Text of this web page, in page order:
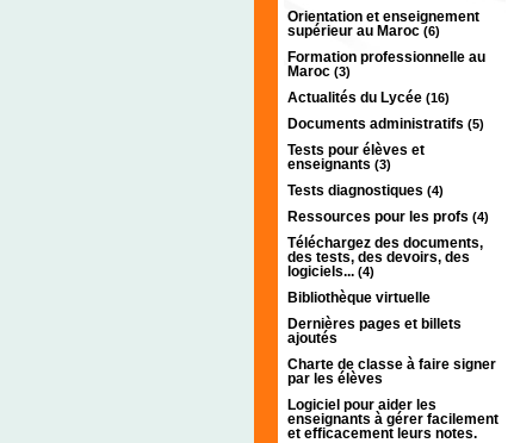
Orientation et enseignement
supérieur au Maroc (6)
Formation professionnelle au
Maroc (3)
Actualités du Lycée (16)
Documents administratifs (5)
Tests pour élèves et
enseignants (3)
Tests diagnostiques (4)
Ressources pour les profs (4)
Téléchargez des documents,
des tests, des devoirs, des
logiciels... (4)
Bibliothèque virtuelle
Dernières pages et billets
ajoutés
Charte de classe à faire signer
par les élèves
Logiciel pour aider les
enseignants à gérer facilement
et efficacement leurs notes.